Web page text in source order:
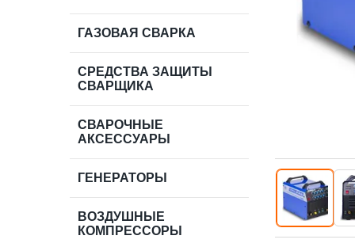
ГАЗОВАЯ СВАРКА
СРЕДСТВА ЗАЩИТЫ
СВАРЩИКА
СВАРОЧНЫЕ
АКСЕССУАРЫ
ГЕНЕРАТОРЫ
ВОЗДУШНЫЕ
КОМПРЕССОРЫ